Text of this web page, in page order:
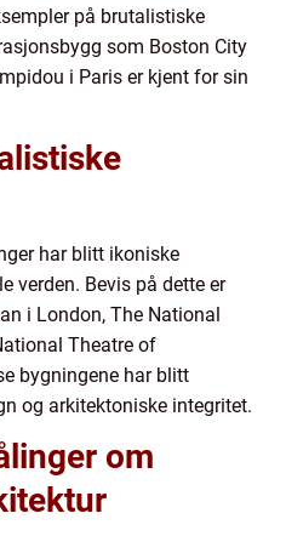
på brutalistiske
som Boston City
i Paris er kjent for sin
har blitt ikoniske
verden. Bevis på dette er
i London, The National
Theatre of
bygningene har blitt
og arkitektoniske integritet.
om